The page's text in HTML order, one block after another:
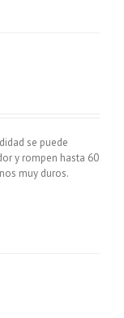
se puede
y rompen hasta 60
muy duros.